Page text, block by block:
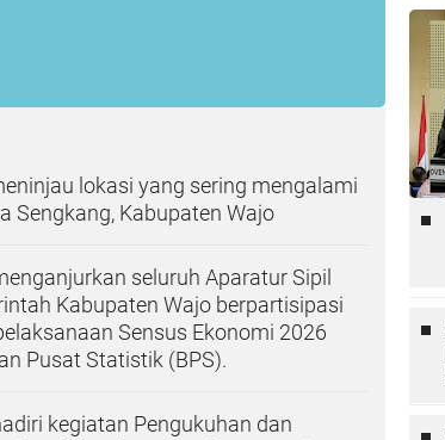
lokasi yang sering mengalami
Sengkang, Kabupaten Wajo
seluruh Aparatur Sipil
Kabupaten Wajo berpartisipasi
Sensus Ekonomi 2026
Pusat Statistik (BPS).
kegiatan Pengukuhan dan